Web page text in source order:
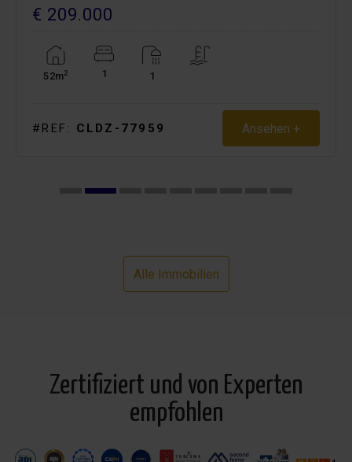
€ 209.000
52m2 1 1
#REF: CLDZ-77959 Ansehen +
Alle Immobilien
Zertifiziert und von Experten
empfohlen